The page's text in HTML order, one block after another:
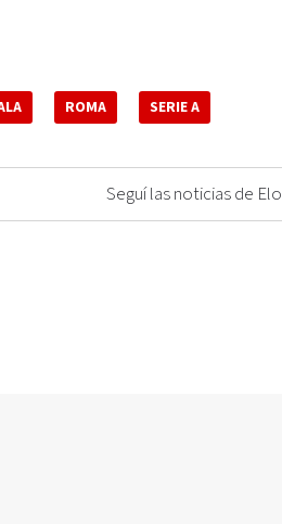
ROMA SERIE A
Seguí las noticias de